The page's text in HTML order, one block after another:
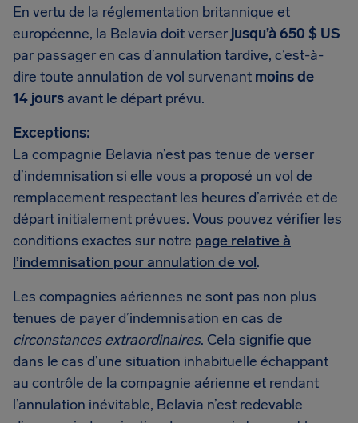
En vertu de la réglementation britannique et
européenne, la Belavia doit verser jusqu’à 650 $ US
par passager en cas d’annulation tardive, c’est-à-
dire toute annulation de vol survenant moins de
14 jours avant le départ prévu.
Exceptions:
La compagnie Belavia n’est pas tenue de verser
d’indemnisation si elle vous a proposé un vol de
remplacement respectant les heures d’arrivée et de
départ initialement prévues. Vous pouvez vérifier les
conditions exactes sur notre page relative à
l’indemnisation pour annulation de vol.
Les compagnies aériennes ne sont pas non plus
tenues de payer d’indemnisation en cas de
circonstances extraordinaires. Cela signifie que
dans le cas d’une situation inhabituelle échappant
au contrôle de la compagnie aérienne et rendant
l’annulation inévitable, Belavia n’est redevable